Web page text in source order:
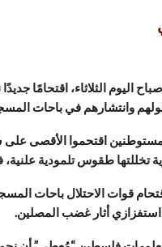
اليوم الثلاثاء، اقتحامًا
وانتشارهم في باحات
اقتحموا الأقصى
تخللتها طقوس تلمودية
قوات الاحتلال باحات
أثار غضب المصلين.